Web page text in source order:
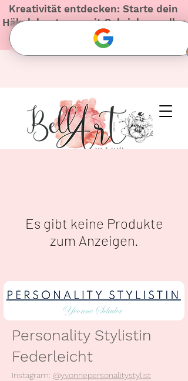
Kreativität entdecken: Starte dein
Häkelabenteuer mit Gabriela – voller
Herz und Inspiration!
Es gibt keine Produkte
zum Anzeigen.
Personality Stylistin
Federleicht
Instagram: @yvonnepersonalitystylist